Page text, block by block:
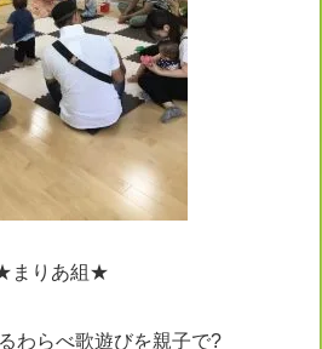
まりあ組★
わらべ歌遊びを親子で?